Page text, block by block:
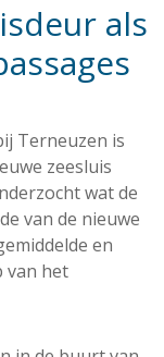
als
Terneuzen is
zeesluis
wat de
van de nieuwe
en
van het